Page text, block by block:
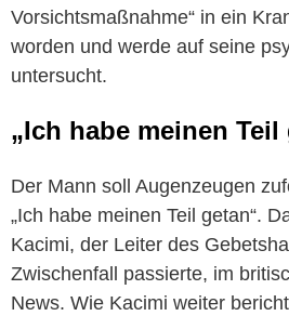
Vorsichtsmaßnahme“ in ein
worden und werde auf seine
untersucht.
„Ich habe meinen Teil
Der Mann soll Augenzeugen
„Ich habe meinen Teil getan“.
Kacimi, der Leiter des
Zwischenfall passierte, im
News. Wie Kacimi weiter